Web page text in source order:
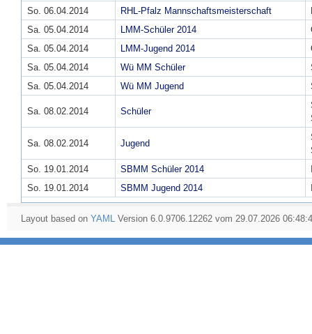
So. 06.04.2014
RHL-Pfalz Mannschaftsmeisterschaft
Sa. 05.04.2014
LMM-Schüler 2014
Sa. 05.04.2014
LMM-Jugend 2014
Sa. 05.04.2014
Wü MM Schüler
Sa. 05.04.2014
Wü MM Jugend
Sa. 08.02.2014 Schüler
Sa. 08.02.2014 Jugend
So. 19.01.2014
SBMM Schüler 2014
So. 19.01.2014
SBMM Jugend 2014
Layout based on YAML Version 6.0.9706.12262 vom 29.07.2026